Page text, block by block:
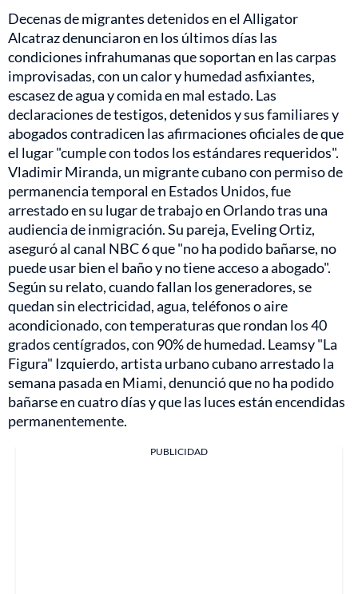
Decenas de migrantes detenidos en el Alligator
Alcatraz denunciaron en los últimos días las
condiciones infrahumanas que soportan en las carpas
improvisadas, con un calor y humedad asfixiantes,
escasez de agua y comida en mal estado. Las
declaraciones de testigos, detenidos y sus familiares y
abogados contradicen las afirmaciones oficiales de que
el lugar "cumple con todos los estándares requeridos".
Vladimir Miranda, un migrante cubano con permiso de
permanencia temporal en Estados Unidos, fue
arrestado en su lugar de trabajo en Orlando tras una
audiencia de inmigración. Su pareja, Eveling Ortiz,
aseguró al canal NBC 6 que "no ha podido bañarse, no
puede usar bien el baño y no tiene acceso a abogado".
Según su relato, cuando fallan los generadores, se
quedan sin electricidad, agua, teléfonos o aire
acondicionado, con temperaturas que rondan los 40
grados centígrados, con 90% de humedad. Leamsy "La
Figura" Izquierdo, artista urbano cubano arrestado la
semana pasada en Miami, denunció que no ha podido
bañarse en cuatro días y que las luces están encendidas
permanentemente.
PUBLICIDAD